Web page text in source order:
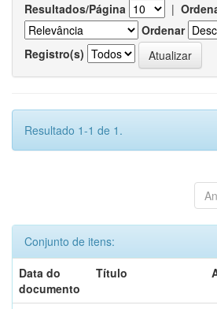
Resultados/Página |
Ordenar
Registro(s)
Resultado 1-1 de 1.
Conjunto de itens:
Data do
documento
Título